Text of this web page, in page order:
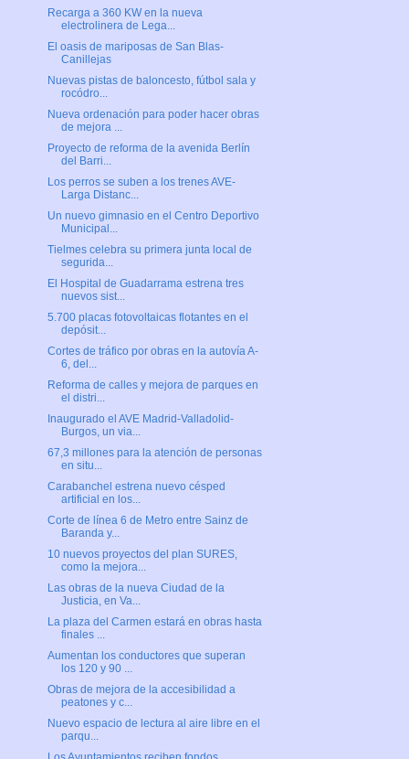
Recarga a 360 KW en la nueva
electrolinera de Lega...
El oasis de mariposas de San Blas-
Canillejas
Nuevas pistas de baloncesto, fútbol sala y
rocódro...
Nueva ordenación para poder hacer obras
de mejora ...
Proyecto de reforma de la avenida Berlín
del Barri...
Los perros se suben a los trenes AVE-
Larga Distanc...
Un nuevo gimnasio en el Centro Deportivo
Municipal...
Tielmes celebra su primera junta local de
segurida...
El Hospital de Guadarrama estrena tres
nuevos sist...
5.700 placas fotovoltaicas flotantes en el
depósit...
Cortes de tráfico por obras en la autovía A-
6, del...
Reforma de calles y mejora de parques en
el distri...
Inaugurado el AVE Madrid-Valladolid-
Burgos, un via...
67,3 millones para la atención de personas
en situ...
Carabanchel estrena nuevo césped
artificial en los...
Corte de línea 6 de Metro entre Sainz de
Baranda y...
10 nuevos proyectos del plan SURES,
como la mejora...
Las obras de la nueva Ciudad de la
Justicia, en Va...
La plaza del Carmen estará en obras hasta
finales ...
Aumentan los conductores que superan
los 120 y 90 ...
Obras de mejora de la accesibilidad a
peatones y c...
Nuevo espacio de lectura al aire libre en el
parqu...